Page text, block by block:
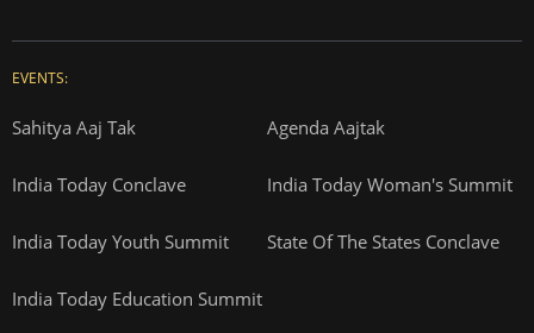
EVENTS:
Sahitya Aaj Tak Agenda Aajtak
India Today Conclave India Today Woman's Summit
India Today Youth Summit State Of The States Conclave
India Today Education Summit